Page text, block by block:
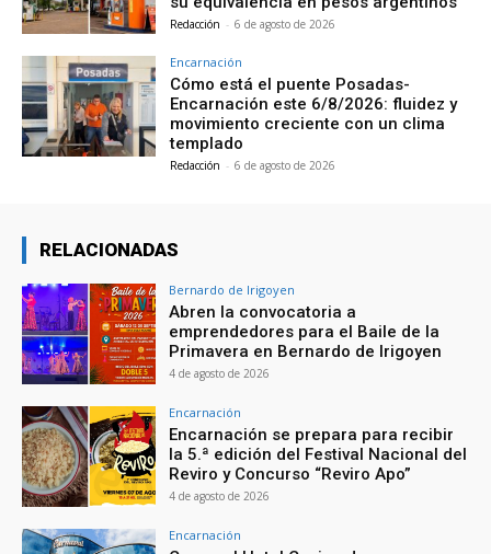
Redacción - 6 de agosto de 2026
Encarnación
Cómo está el puente Posadas-
Encarnación este 6/8/2026: fluidez y
movimiento creciente con un clima
templado
Redacción - 6 de agosto de 2026
RELACIONADAS
Bernardo de Irigoyen
Abren la convocatoria a
emprendedores para el Baile de la
Primavera en Bernardo de Irigoyen
4 de agosto de 2026
Encarnación
Encarnación se prepara para recibir
la 5.ª edición del Festival Nacional del
Reviro y Concurso “Reviro Apo”
4 de agosto de 2026
Encarnación